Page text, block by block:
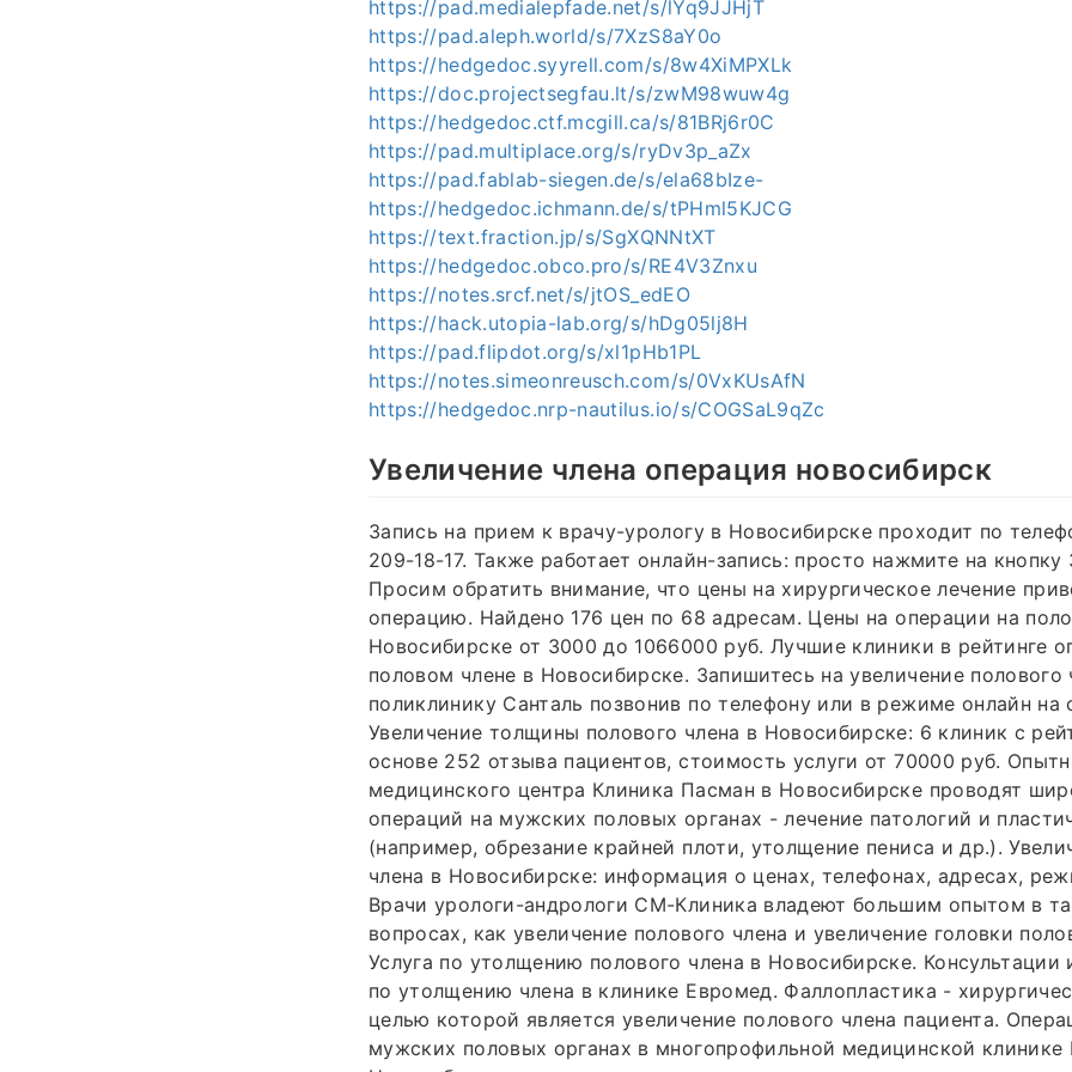
https://pad.medialepfade.net/s/lYq9JJHjT
https://pad.aleph.world/s/7XzS8aY0o
https://hedgedoc.syyrell.com/s/8w4XiMPXLk
https://doc.projectsegfau.lt/s/zwM98wuw4g
https://hedgedoc.ctf.mcgill.ca/s/81BRj6r0C
https://pad.multiplace.org/s/ryDv3p_aZx
https://pad.fablab-siegen.de/s/ela68bIze-
https://hedgedoc.ichmann.de/s/tPHml5KJCG
https://text.fraction.jp/s/SgXQNNtXT
https://hedgedoc.obco.pro/s/RE4V3Znxu
https://notes.srcf.net/s/jtOS_edEO
https://hack.utopia-lab.org/s/hDg05lj8H
https://pad.flipdot.org/s/xl1pHb1PL
https://notes.simeonreusch.com/s/0VxKUsAfN
https://hedgedoc.nrp-nautilus.io/s/COGSaL9qZc
Увеличение члена операция новосибирск
Запись на прием к врачу-урологу в Новосибирске проходит по
209-18-17. Также работает онлайн-запись: просто нажмите на кнопку
Просим обратить внимание, что цены на хирургическое лечение
операцию. Найдено 176 цен по 68 адресам. Цены на операции на
Новосибирске от 3000 до 1066000 руб. Лучшие клиники в рейтинге
половом члене в Новосибирске. Запишитесь на увеличение полового
поликлинику Санталь позвонив по телефону или в режиме онлайн на
Увеличение толщины полового члена в Новосибирске: 6 клиник с
основе 252 отзыва пациентов, стоимость услуги от 70000 руб.
медицинского центра Клиника Пасман в Новосибирске проводят
операций на мужских половых органах - лечение патологий и
(например, обрезание крайней плоти, утолщение пениса и др.).
члена в Новосибирске: информация о ценах, телефонах, адресах,
Врачи урологи-андрологи СМ-Клиника владеют большим опытом в
вопросах, как увеличение полового члена и увеличение головки
Услуга по утолщению полового члена в Новосибирске. Консультации
по утолщению члена в клинике Евромед. Фаллопластика -
целью которой является увеличение полового члена пациента.
мужских половых органах в многопрофильной медицинской клинике